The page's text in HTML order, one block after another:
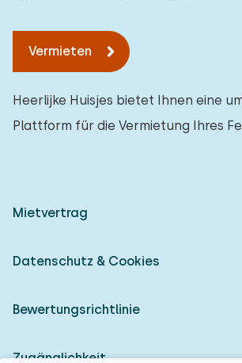
Vermieten
Heerlijke Huisjes bietet Ihnen eine
Plattform für die Vermietung Ihres
Mietvertrag
Datenschutz & Cookies
Bewertungsrichtlinie
Zugänglichkeit